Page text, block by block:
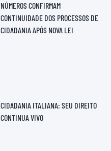
NÚMEROS CONFIRMAM
CONTINUIDADE DOS PROCESSOS DE
CIDADANIA APÓS NOVA LEI
CIDADANIA ITALIANA: SEU DIREITO
CONTINUA VIVO